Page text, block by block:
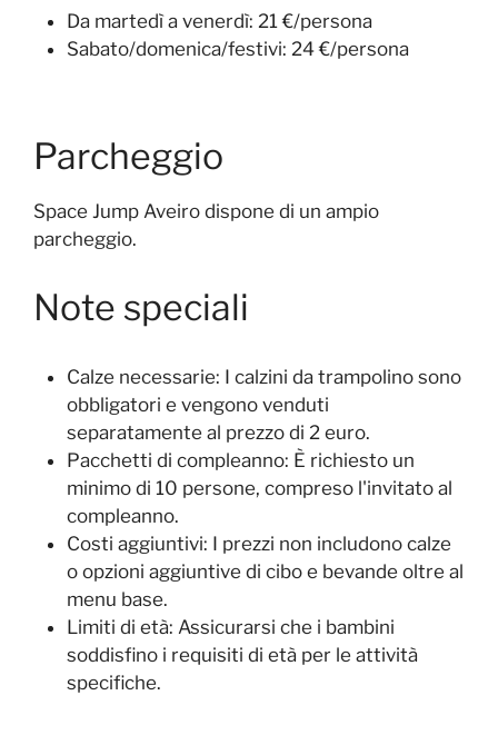
Da martedì a venerdì: 21 €/persona
Sabato/domenica/festivi: 24 €/persona
Parcheggio
Space Jump Aveiro dispone di un ampio
parcheggio.
Note speciali
Calze necessarie: I calzini da trampolino sono
obbligatori e vengono venduti
separatamente al prezzo di 2 euro.
Pacchetti di compleanno: È richiesto un
minimo di 10 persone, compreso l'invitato al
compleanno.
Costi aggiuntivi: I prezzi non includono calze
o opzioni aggiuntive di cibo e bevande oltre al
menu base.
Limiti di età: Assicurarsi che i bambini
soddisfino i requisiti di età per le attività
specifiche.